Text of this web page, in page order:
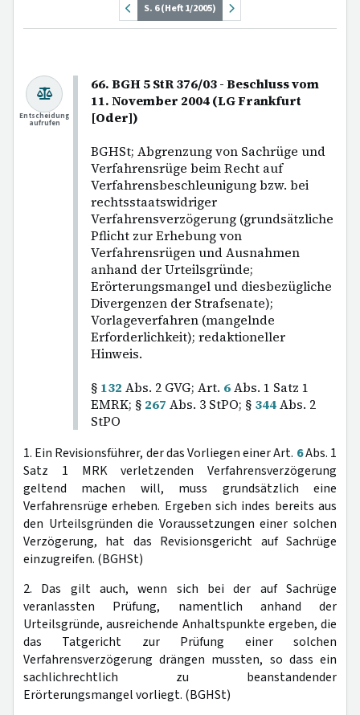
S. 6 (Heft 1/2005)
66. BGH 5 StR 376/03 - Beschluss vom
11. November 2004 (LG Frankfurt
[Oder])
BGHSt; Abgrenzung von Sachrüge und
Verfahrensrüge beim Recht auf
Verfahrensbeschleunigung bzw. bei
rechtsstaatswidriger
Verfahrensverzögerung (grundsätzliche
Pflicht zur Erhebung von
Verfahrensrügen und Ausnahmen
anhand der Urteilsgründe;
Erörterungsmangel und diesbezügliche
Divergenzen der Strafsenate);
Vorlageverfahren (mangelnde
Erforderlichkeit); redaktioneller
Hinweis.
§ 132 Abs. 2 GVG; Art. 6Abs. 1 Satz 1
EMRK; § 267 Abs. 3 StPO; § 344Abs. 2
StPO
Entscheidung
aufrufen
1. Ein Revisionsführer, der das Vorliegen einer Art. 6Abs. 1
Satz 1 MRK verletzenden Verfahrensverzögerung
geltend machen will, muss grundsätzlich eine
Verfahrensrüge erheben. Ergeben sich indes bereits aus
den Urteilsgründen die Voraussetzungen einer solchen
Verzögerung, hat das Revisionsgericht auf Sachrüge
einzugreifen. (BGHSt)
2. Das gilt auch, wenn sich bei der auf Sachrüge
veranlassten Prüfung, namentlich anhand der
Urteilsgründe, ausreichende Anhaltspunkte ergeben, die
das Tatgericht zur Prüfung einer solchen
Verfahrensverzögerung drängen mussten, so dass ein
sachlichrechtlich zu beanstandender
Erörterungsmangel vorliegt. (BGHSt)